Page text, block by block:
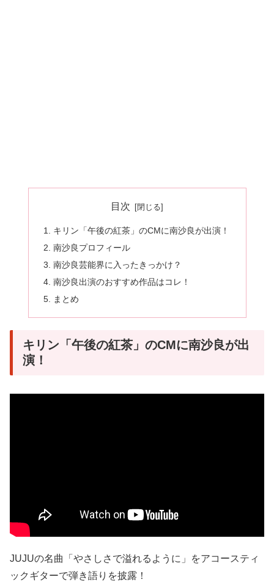
目次
キリン「午後の紅茶」のCMに南沙良が出演！
南沙良プロフィール
南沙良芸能界に入ったきっかけ？
南沙良出演のおすすめ作品はコレ！
まとめ
キリン「午後の紅茶」のCMに南沙良が出
演！
JUJUの名曲「やさしさで溢れるように」をアコースティ
ックギターで弾き語りを披露！